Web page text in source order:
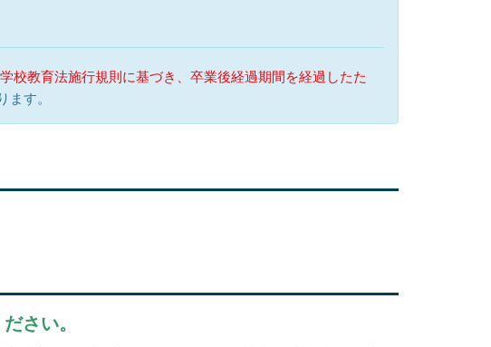
校教育法施行規則に基づき、卒業後経過期間を経過したた
ます。
さい。